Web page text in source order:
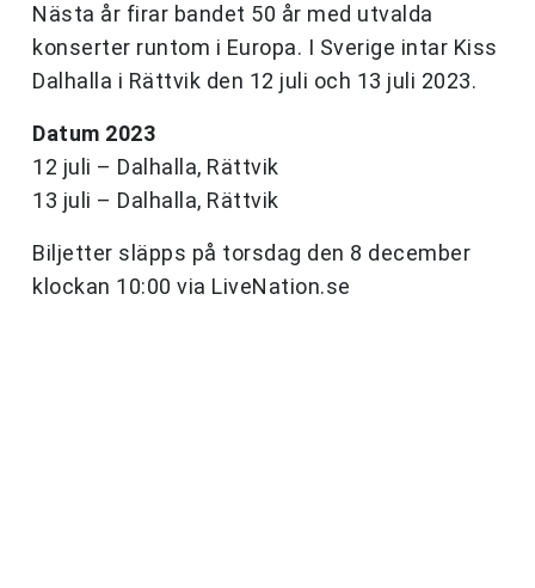
Nästa år firar bandet 50 år med utvalda
konserter runtom i Europa. I Sverige intar Kiss
Dalhalla i Rättvik den 12 juli och 13 juli 2023.
Datum 2023
12 juli – Dalhalla, Rättvik
13 juli – Dalhalla, Rättvik
Biljetter släpps på torsdag den 8 december
klockan 10:00 via LiveNation.se